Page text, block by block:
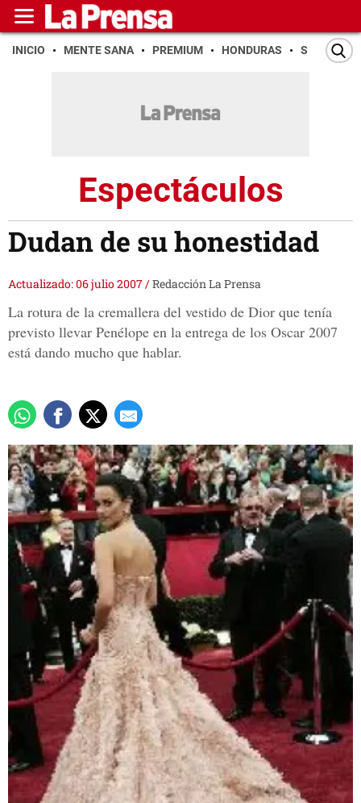
INICIO MENTE SANA PREMIUM HONDURAS SAN PEDRO
Espectáculos
Dudan de su honestidad
Actualizado: 06 julio 2007/Redacción La Prensa
La rotura de la cremallera del vestido de Dior que tenía
previsto llevar Penélope en la entrega de los Oscar 2007
está dando mucho que hablar.